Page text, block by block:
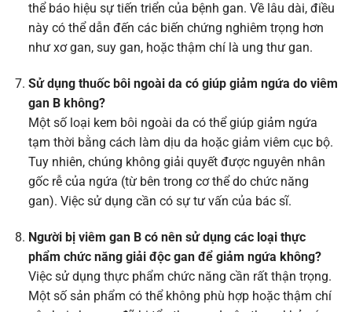
thể báo hiệu sự tiến triển của bệnh gan. Về lâu dài, điều
này có thể dẫn đến các biến chứng nghiêm trọng hơn
như xơ gan, suy gan, hoặc thậm chí là ung thư gan.
Sử dụng thuốc bôi ngoài da có giúp giảm ngứa do viêm
gan B không?
Một số loại kem bôi ngoài da có thể giúp giảm ngứa
tạm thời bằng cách làm dịu da hoặc giảm viêm cục bộ.
Tuy nhiên, chúng không giải quyết được nguyên nhân
gốc rễ của ngứa (từ bên trong cơ thể do chức năng
gan). Việc sử dụng cần có sự tư vấn của bác sĩ.
Người bị viêm gan B có nên sử dụng các loại thực
phẩm chức năng giải độc gan để giảm ngứa không?
Việc sử dụng thực phẩm chức năng cần rất thận trọng.
Một số sản phẩm có thể không phù hợp hoặc thậm chí